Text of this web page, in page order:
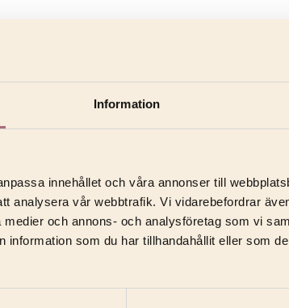
Information
innehållet och våra annonser till
analysera vår webbtrafik. Vi vidarebefordrar
och annons- och analysföretag som vi
information som du har tillhandahållit eller som
och med hjärta för människor.”
beskrivningarna av hur jag